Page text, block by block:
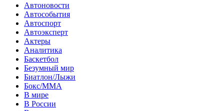
Автоновости
Автособытия
Автоспорт
Автоэксперт
Актеры
Аналитика
Баскетбол
Безумный мир
Биатлон/Лыжи
Бокс/MMA
В мире
В России